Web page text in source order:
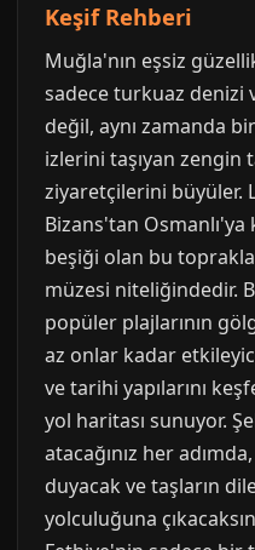
Keşif Rehberi
Muğla'nın eşsiz
sadece turkuaz denizi
değil, aynı zamanda
izlerini taşıyan zengin
ziyaretçilerini büyüler.
Bizans'tan Osmanlı'ya
beşiği olan bu
müzesi niteliğindedir.
popüler plajlarının
az onlar kadar
ve tarihi yapılarını
yol haritası sunuyor.
atacağınız her
duyacak ve taşların
yolculuğuna